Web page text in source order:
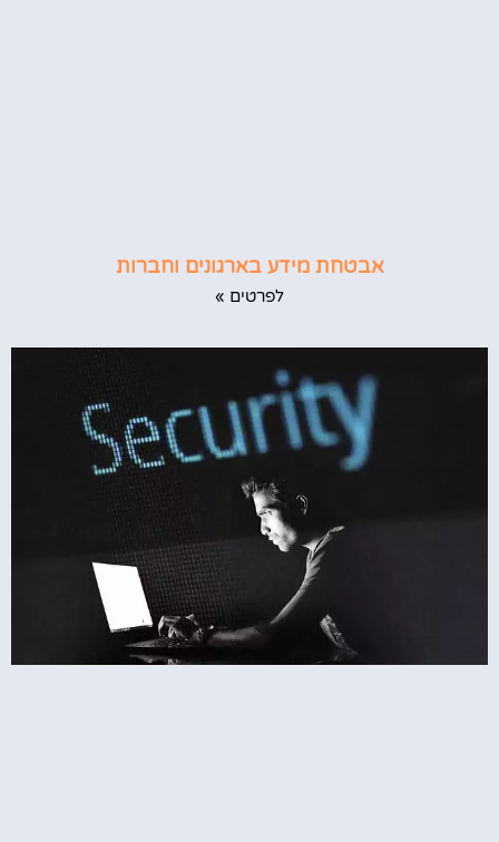
אבטחת מידע בארגונים וחברות
לפרטים »